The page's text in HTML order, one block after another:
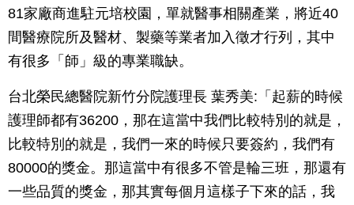
81家廠商進駐元培校園，單就醫事相關產業，將近40
間醫療院所及醫材、製藥等業者加入徵才行列，其中
有很多「師」級的專業職缺。
台北榮民總醫院新竹分院護理長 葉秀美:「起薪的時候
護理師都有36200，那在這當中我們比較特別的就是，
比較特別的就是，我們一來的時候只要簽約，我們有
80000的獎金。那這當中有很多不管是輪三班，那還有
一些品質的獎金，那其實每個月這樣子下來的話，我